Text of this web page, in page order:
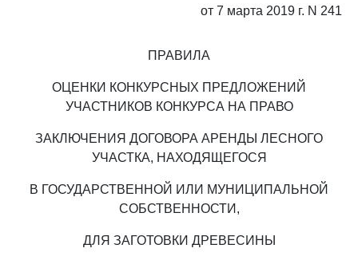
от 7 марта 2019 г. N 241
ПРАВИЛА
ОЦЕНКИ КОНКУРСНЫХ ПРЕДЛОЖЕНИЙ
УЧАСТНИКОВ КОНКУРСА НА ПРАВО
ЗАКЛЮЧЕНИЯ ДОГОВОРА АРЕНДЫ ЛЕСНОГО
УЧАСТКА, НАХОДЯЩЕГОСЯ
В ГОСУДАРСТВЕННОЙ ИЛИ МУНИЦИПАЛЬНОЙ
СОБСТВЕННОСТИ,
ДЛЯ ЗАГОТОВКИ ДРЕВЕСИНЫ